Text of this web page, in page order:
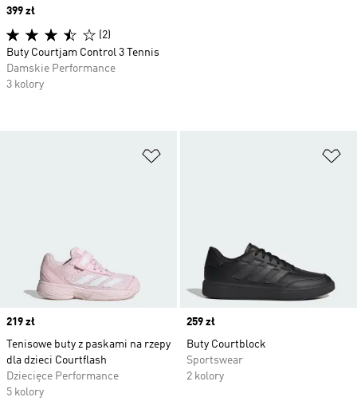
Price
219 zł
Tenisowe buty z paskami na rzepy
dla dzieci Courtflash
Dziecięce Performance
5 kolory
Price
259 zł
Buty Courtblock
Sportswear
2 kolory
Price
399 zł
(2)
Buty Courtjam Control 3 Tennis
Damskie Performance
3 kolory